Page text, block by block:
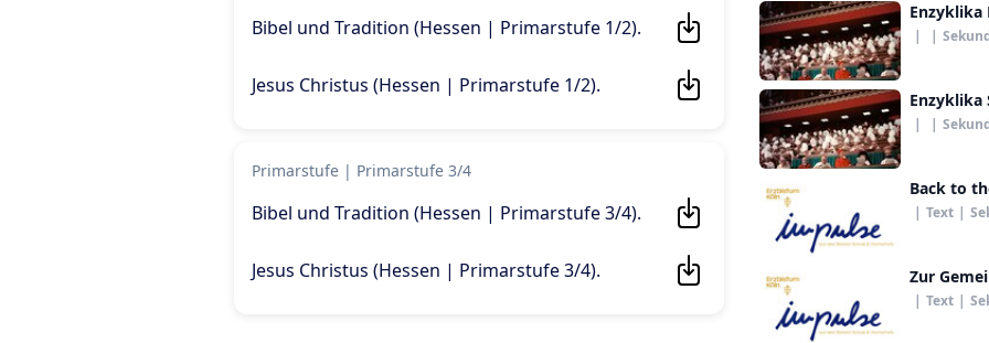
Bibel und Tradition (Hessen | Primarstufe 1/2).
Jesus Christus (Hessen | Primarstufe 1/2).
Primarstufe | Primarstufe 3/4
Bibel und Tradition (Hessen | Primarstufe 3/4).
Jesus Christus (Hessen | Primarstufe 3/4).
Enzyklika
| |
Enzyklika
| |
Back to
| Text |
Zur
| Text |